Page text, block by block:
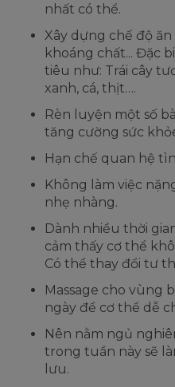
nhất có thể.
Xây dựng chế độ
khoáng chất... Đặc
tiêu như: Trái cây
xanh, cá, thịt….
Rèn luyện một số
tăng cường sức
Hạn chế quan hệ
Không làm việc
nhẹ nhàng.
Dành nhiều thời
cảm thấy cơ thể
Có thể thay đổi tư
Massage cho vùng
ngày để cơ thể dễ
Nên nằm ngủ
trong tuần này sẽ
lưu.